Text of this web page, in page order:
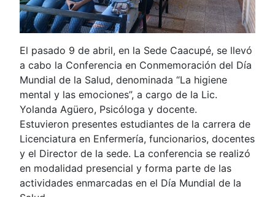
El pasado 9 de abril, en la Sede Caacupé, se llevó
a cabo la Conferencia en Conmemoración del Día
Mundial de la Salud, denominada “La higiene
mental y las emociones”, a cargo de la Lic.
Yolanda Agüero, Psicóloga y docente.
Estuvieron presentes estudiantes de la carrera de
Licenciatura en Enfermería, funcionarios, docentes
y el Director de la sede. La conferencia se realizó
en modalidad presencial y forma parte de las
actividades enmarcadas en el Día Mundial de la